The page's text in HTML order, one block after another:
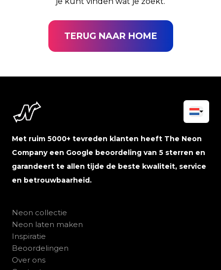
TERUG NAAR HOME
Met ruim 5000+ tevreden klanten heeft The Neon
Company een Google beoordeling van 5 sterren en
garandeert te allen tijde de beste kwaliteit, service
en betrouwbaarheid.
Neon collectie
Neon laten maken
Inspiratie
Beoordelingen
Over ons